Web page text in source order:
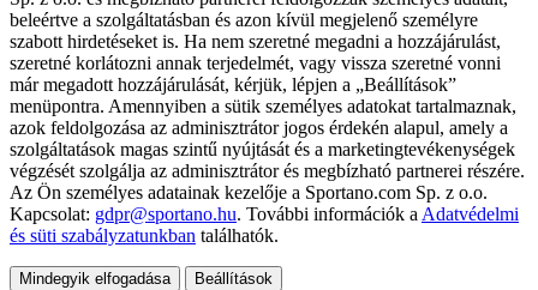
beleértve a szolgáltatásban és azon kívül megjelenő személyre
szabott hirdetéseket is. Ha nem szeretné megadni a hozzájárulást,
szeretné korlátozni annak terjedelmét, vagy vissza szeretné vonni
már megadott hozzájárulását, kérjük, lépjen a „Beállítások”
menüpontra. Amennyiben a sütik személyes adatokat tartalmaznak,
azok feldolgozása az adminisztrátor jogos érdekén alapul, amely a
szolgáltatások magas szintű nyújtását és a marketingtevékenységek
végzését szolgálja az adminisztrátor és megbízható partnerei részére.
Az Ön személyes adatainak kezelője a Sportano.com Sp. z o.o.
Kapcsolat: gdpr@sportano.hu. További információk a Adatvédelmi
és süti szabályzatunkban találhatók.
Mindegyik elfogadása Beállítások